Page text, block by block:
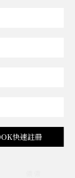
快速註冊